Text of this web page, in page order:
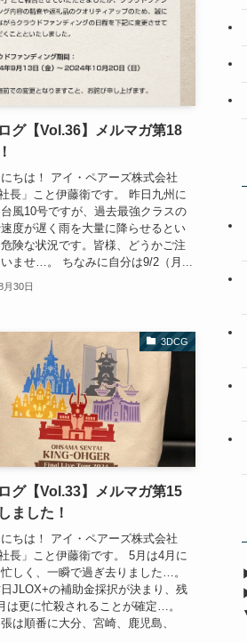
グ【Vol.36】メルマガ第18
ちは！ アイ・ペアーズ株式会社
社長」こと伊藤衛です。 昨日九州に
台風10号ですが、過去最強クラスの
速度が遅く雨を大量に降らせるとい
険な状況です。皆様、どうかご注
ませ…。 ちなみに自分は9/2（月...
月30日
3DCG
グ【Vol.33】メルマガ第15
ました！
ちは！ アイ・ペアーズ株式会社
社長」こと伊藤衛です。 5月は4月に
しく、一瞬で過ぎ去りました…。
JLOX+の補助金採択が決まり、残
は更に忙殺されることが確定…。
は順番に大分、宮崎、鹿児島、